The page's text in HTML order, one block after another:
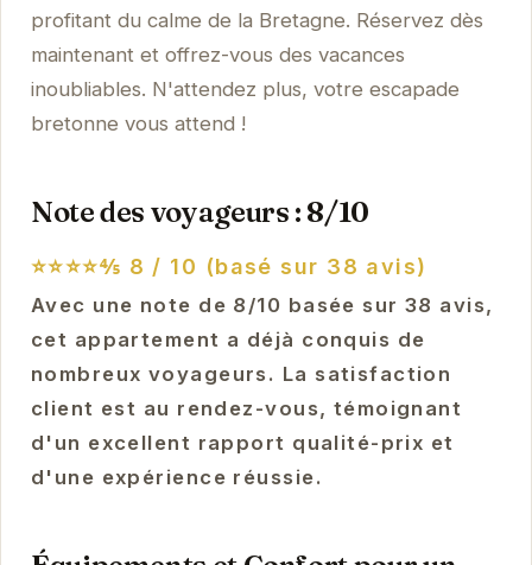
profitant du calme de la Bretagne. Réservez dès
maintenant et offrez-vous des vacances
inoubliables. N'attendez plus, votre escapade
bretonne vous attend !
Note des voyageurs : 8/10
⭐⭐⭐⭐⅘ 8 / 10 (basé sur 38 avis)
Avec une note de 8/10 basée sur 38 avis,
cet appartement a déjà conquis de
nombreux voyageurs. La satisfaction
client est au rendez-vous, témoignant
d'un excellent rapport qualité-prix et
d'une expérience réussie.